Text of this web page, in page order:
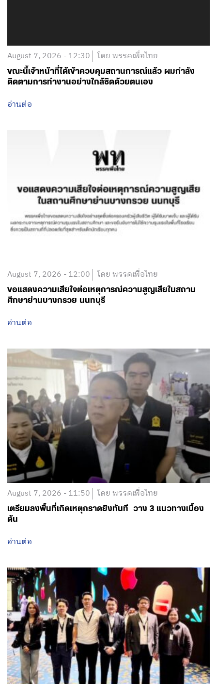
August 7, 2026 - 12:30 โดย พรรคเพื่อไทย
ขณะนี้เจ้าหน้าที่ได้เข้าควบคุมสถานการณ์แล้ว ผมกำลัง
ติดตามการทำงานอย่างใกล้ชิดด้วยตนเอง
อ่านต่อ
August 7, 2026 - 12:00 โดย พรรคเพื่อไทย
ขอแสดงความเสียใจต่อเหตุการณ์ความสูญเสียในสถาน
ศึกษาย่านบางกรวย นนทบุรี
อ่านต่อ
August 7, 2026 - 11:50 โดย พรรคเพื่อไทย
เตรียมลงพื้นที่เกิดเหตุกราดยิงทันที วาง 3 แนวทางเบื้อง
ต้น
อ่านต่อ